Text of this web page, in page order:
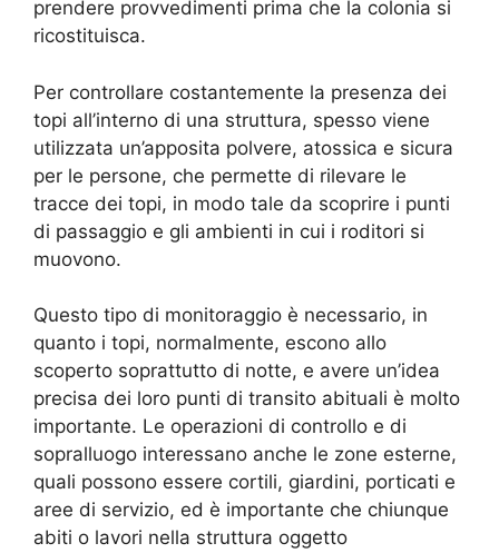
prendere provvedimenti prima che la colonia si
ricostituisca.
Per controllare costantemente la presenza dei
topi all’interno di una struttura, spesso viene
utilizzata un’apposita polvere, atossica e sicura
per le persone, che permette di rilevare le
tracce dei topi, in modo tale da scoprire i punti
di passaggio e gli ambienti in cui i roditori si
muovono.
Questo tipo di monitoraggio è necessario, in
quanto i topi, normalmente, escono allo
scoperto soprattutto di notte, e avere un’idea
precisa dei loro punti di transito abituali è molto
importante. Le operazioni di controllo e di
sopralluogo interessano anche le zone esterne,
quali possono essere cortili, giardini, porticati e
aree di servizio, ed è importante che chiunque
abiti o lavori nella struttura oggetto